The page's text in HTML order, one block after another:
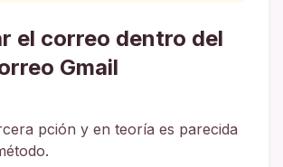
el correo dentro del
Gmail
pción y en teoría es parecida